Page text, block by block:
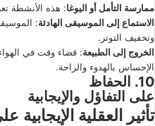
ممارسة التأمل أو اليوغا: هذه الأنشطة
الاستماع إلى الموسيقى الهادئة:
وتخفيف التوتر.
الخروج إلى الطبيعة: قضاء وقت في
الإحساس بالهدوء والراحة.
10. الحفاظ
على التفاؤل والإيجابية
تأثير العقلية الإيجابية